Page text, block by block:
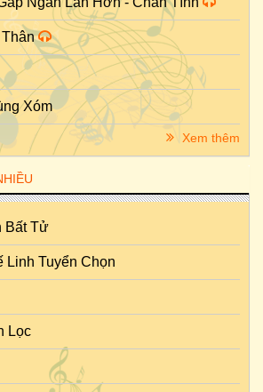
Thân
Xóm
Xem thêm
Bất Tử
Linh Tuyển Chọn
Lọc